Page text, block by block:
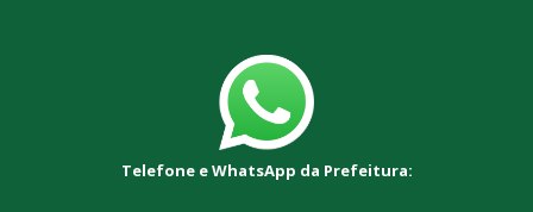
Telefone e WhatsApp da Prefeitura: